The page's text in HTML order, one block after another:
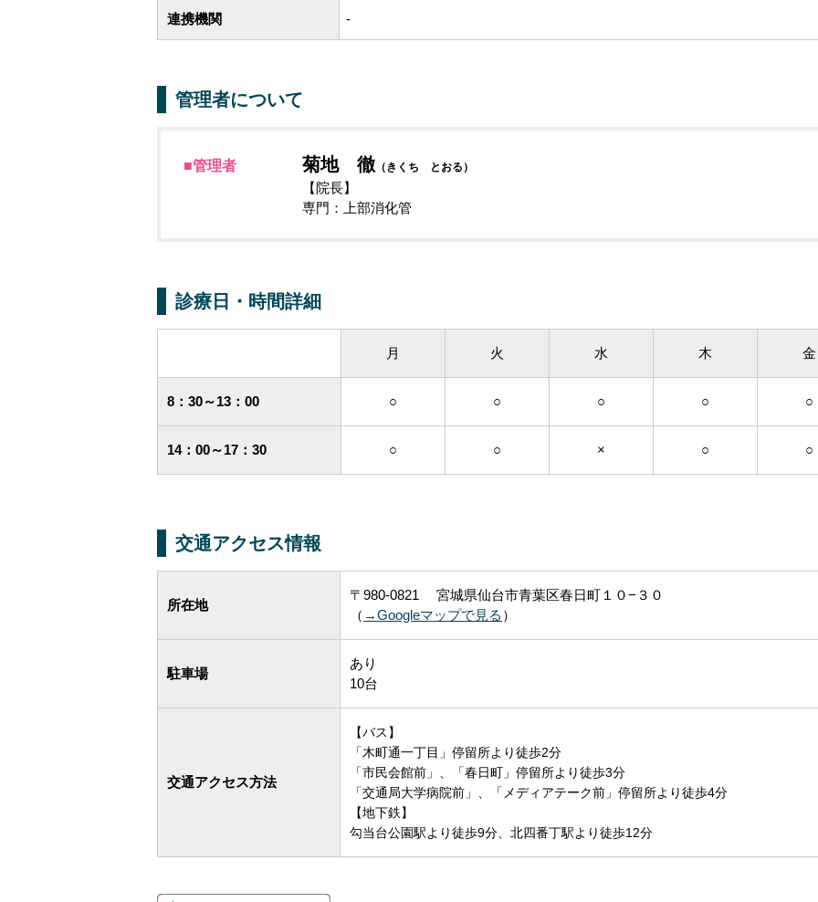
連携機関 -
管理者について
■管理者 菊地 徹 （きくち とおる）
【院長】
専門：上部消化管
診療日・時間詳細
月 火 水 木 金
8：30～13：00 ○ ○ ○ ○ ○
14：00～17：30 ○ ○ × ○ ○
交通アクセス情報
所在地
〒980-0821 宮城県仙台市青葉区春日町１０−３０
（ →Googleマップで見る ）
駐車場
あり
10台
交通アクセス方法
【バス】
「木町通一丁目」停留所より徒歩2分
「市民会館前」、「春日町」停留所より徒歩3分
「交通局大学病院前」、「メディアテーク前」停留所より徒歩4分
【地下鉄】
勾当台公園駅より徒歩9分、北四番丁駅より徒歩12分